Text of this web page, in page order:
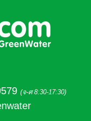
(จ-ศ 8:30-17:30)